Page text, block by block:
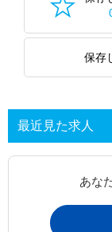
保存
最近見た求人
あな